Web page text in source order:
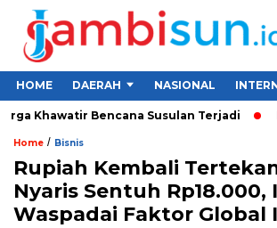
HOME DAERAH NASIONAL
Bencana Susulan Terjadi
Home / Bisnis
Rupiah Kembali
Nyaris Sentuh
Waspadai Faktor Global